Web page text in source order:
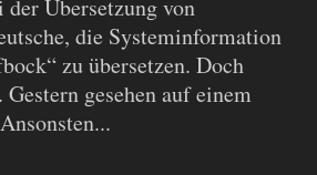
Übersetzung von
die Systeminformation
zu übersetzen. Doch
gesehen auf einem